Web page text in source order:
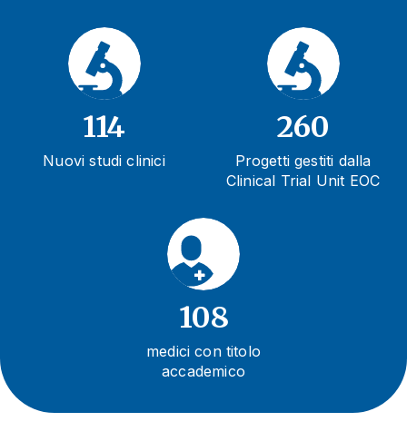
114
Nuovi studi clinici
260
Progetti gestiti dalla
Clinical Trial Unit EOC
108
medici con titolo
accademico